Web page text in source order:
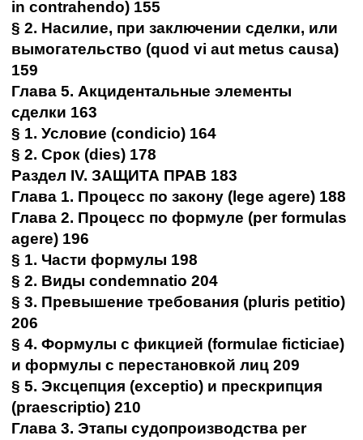
in contrahendo) 155
§ 2. Насилие, при заключении сделки, или
вымогательство (quod vi aut metus causa)
159
Глава 5. Акцидентальные элементы
сделки 163
§ 1. Условие (condicio) 164
§ 2. Срок (dies) 178
Раздел IV. ЗАЩИТА ПРАВ 183
Глава 1. Процесс по закону (lege agere) 188
Глава 2. Процесс по формуле (per formulas
agere) 196
§ 1. Части формулы 198
§ 2. Виды condemnatio 204
§ 3. Превышение требования (pluris petitio)
206
§ 4. Формулы с фикцией (formulae ficticiae)
и формулы с перестановкой лиц 209
§ 5. Эксцепция (exceptio) и прескрипция
(praescriptio) 210
Глава 3. Этапы судопроизводства per